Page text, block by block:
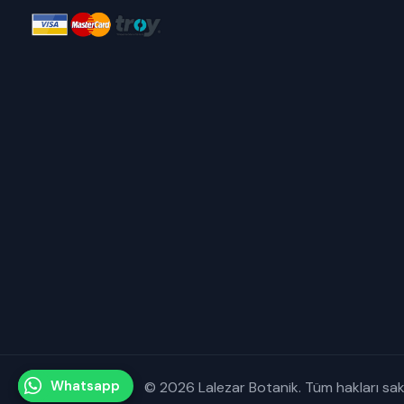
© 2026 Lalezar Botanik. Tüm hakları
Whatsapp